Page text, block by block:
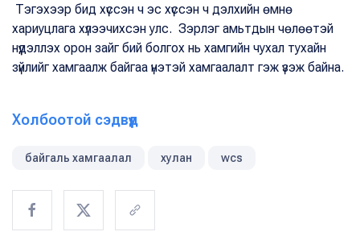
Тэгэхээр бид хүссэн ч эс хүссэн ч дэлхийн өмнө
хариуцлага хүлээчихсэн улс. Зэрлэг амьтдын чөлөөтэй
нүүдэллэх орон зайг бий болгох нь хамгийн чухал тухайн
зүйлийг хамгаалж байгаа үнэтэй хамгаалалт гэж үзэж байна.
Холбоотой сэдвүүд
байгаль хамгаалал хулан wcs